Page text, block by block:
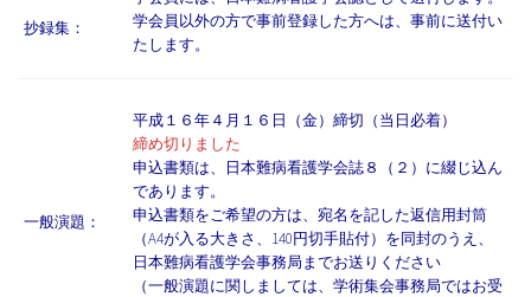
抄録集：
学会員以外の方で事前登録した方へは、事前に送付い
たします。
一般演題：
平成１６年４月１６日（金）締切（当日必着）
締め切りました
申込書類は、日本難病看護学会誌８（２）に綴じ込ん
であります。
申込書類をご希望の方は、宛名を記した返信用封筒
（A4が入る大きさ、140円切手貼付）を同封のうえ、
日本難病看護学会事務局までお送りください
（一般演題に関しましては、学術集会事務局ではお受